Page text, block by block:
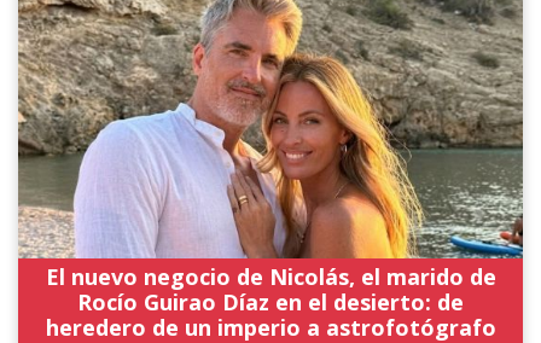
El nuevo negocio de Nicolás, el marido de
Rocío Guirao Díaz en el desierto: de
heredero de un imperio a astrofotógrafo